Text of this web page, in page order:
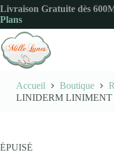
Passer
au
contenu
Livraison Gratuite dès
Plans
Accueil Boutique
LINIDERM LINIMENT
ÉPUISÉ